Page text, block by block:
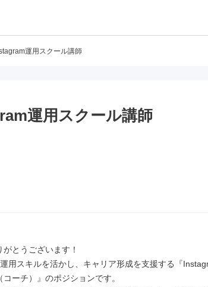
運用スクール講師
運用スクール講師
とうございます！
用スキルを活かし、キャリア形成を支援する『
ーチ）』のポジションです。